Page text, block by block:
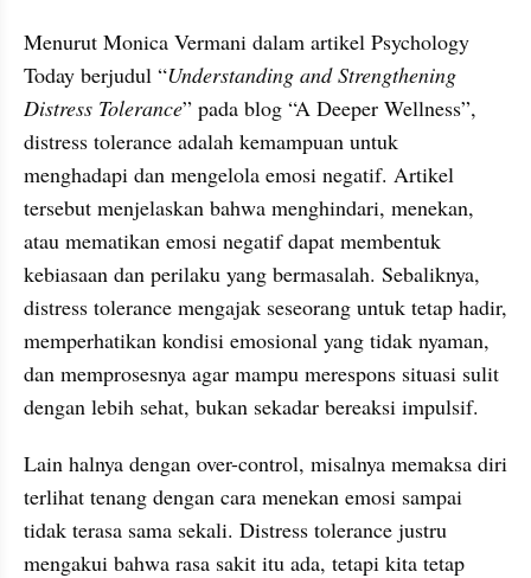
Menurut Monica Vermani dalam artikel Psychology
Today berjudul “Understanding and Strengthening
Distress Tolerance” pada blog “A Deeper Wellness”,
distress tolerance adalah kemampuan untuk
menghadapi dan mengelola emosi negatif. Artikel
tersebut menjelaskan bahwa menghindari, menekan,
atau mematikan emosi negatif dapat membentuk
kebiasaan dan perilaku yang bermasalah. Sebaliknya,
distress tolerance mengajak seseorang untuk tetap hadir,
memperhatikan kondisi emosional yang tidak nyaman,
dan memprosesnya agar mampu merespons situasi sulit
dengan lebih sehat, bukan sekadar bereaksi impulsif.
Lain halnya dengan over-control, misalnya memaksa diri
terlihat tenang dengan cara menekan emosi sampai
tidak terasa sama sekali. Distress tolerance justru
mengakui bahwa rasa sakit itu ada, tetapi kita tetap